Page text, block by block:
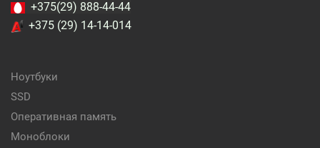
+375(29) 888-44-44
+375 (29) 14-14-014
Ноутбуки
SSD
Оперативная память
Моноблоки